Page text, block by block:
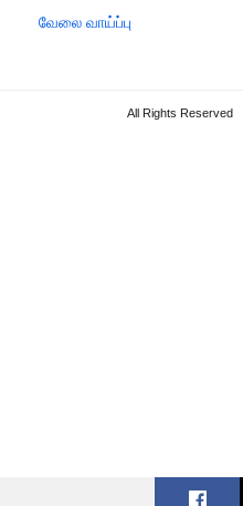
வேலை வாய்ப்பு
All Rights Reserved